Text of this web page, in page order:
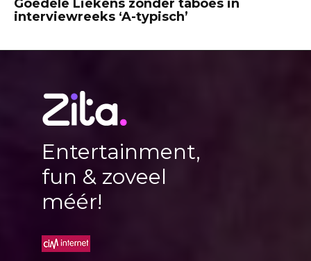
Goedele Liekens zonder taboes in
interviewreeks ‘A-typisch’
Entertainment,
fun & zoveel
méér!